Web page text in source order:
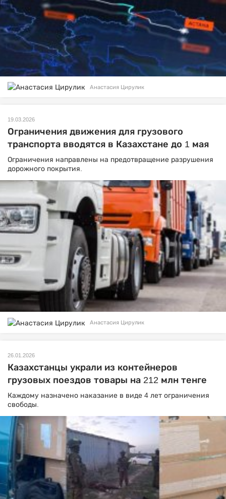
Анастасия Цирулик
19.03.2026
Ограничения движения для грузового
транспорта вводятся в Казахстане до 1 мая
Ограничения направлены на предотвращение разрушения
дорожного покрытия.
Анастасия Цирулик
26.01.2026
Казахстанцы украли из контейнеров
грузовых поездов товары на 212 млн тенге
Каждому назначено наказание в виде 4 лет ограничения
свободы.